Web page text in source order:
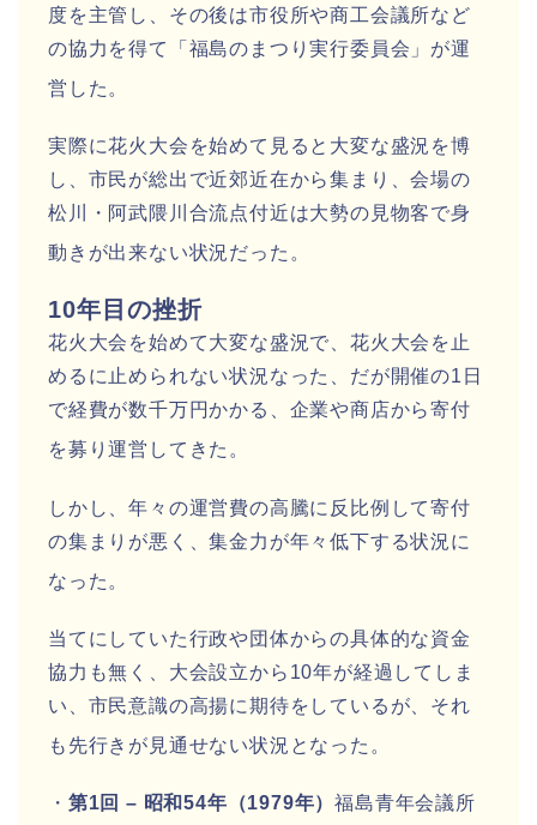
度を主管し、その後は市役所や商工会議所など
の協力を得て「福島のまつり実行委員会」が運
営した 。
実際に花火大会を始めて見ると大変な盛況を博
し、市民が総出で近郊近在から集まり、会場の
松川・阿武隈川合流点付近は大勢の見物客で身
動きが出来ない状況だった 。
10年目の挫折
花火大会を始めて大変な盛況で、花火大会を止
めるに止められない状況なった、だが開催の1日
で経費が数千万円かかる、企業や商店から寄付
を募り運営してきた 。
しかし、年々の運営費の高騰に反比例して寄付
の集まりが悪く、集金力が年々低下する状況に
なった 。
当てにしていた行政や団体からの具体的な資金
協力も無く、大会設立から10年が経過してしま
い、市民意識の高揚に期待をしているが、それ
も先行きが見通せない状況となった 。
・ 第1回 – 昭和54年（1979年）福島青年会議所